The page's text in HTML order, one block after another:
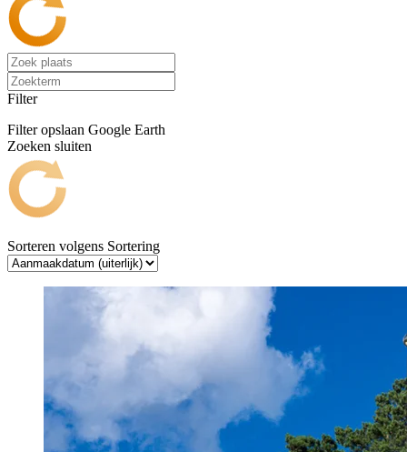
Filter
Filter opslaan Google Earth
Zoeken sluiten
Sorteren volgens Sortering